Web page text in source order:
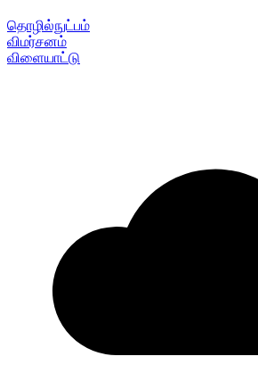
தொழில்நுட்பம்
விமர்சனம்
விளையாட்டு